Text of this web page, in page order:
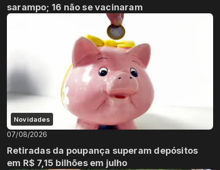
sarampo; 16 não se vacinaram
Novidades
07/08/2026
Retiradas da poupança superam depósitos
em R$ 7,15 bilhões em julho